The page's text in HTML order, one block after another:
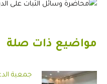
مواضيع ذات صلة
جمعية